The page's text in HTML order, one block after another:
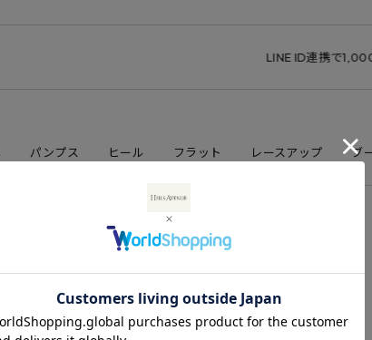
LINE ID連携で1,000
パンプス ヒール フラット レースアップ ブ
期間限定ストア
採用情報
お問い合わせ
コーポレートサイト